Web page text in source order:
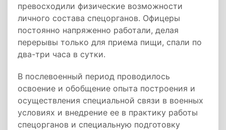
превосходили физические возможности
личного состава спецорганов. Офицеры
постоянно напряженно работали, делая
перерывы только для приема пищи, спали по
два-три часа в сутки.
В послевоенный период проводилось
освоение и обобщение опыта построения и
осуществления специальной связи в военных
условиях и внедрение ее в практику работы
спецорганов и специальную подготовку